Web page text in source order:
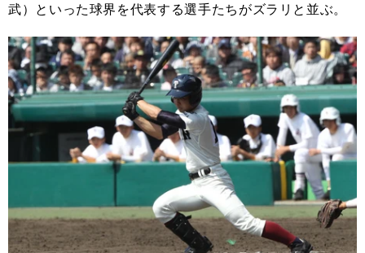
武）といった球界を代表する選手たちがズラリと並ぶ。